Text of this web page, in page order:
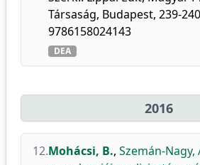
Társaság, Budapest, 239-
9786158024143
DEA
2016
12.Mohácsi, B., Szemán-Nagy,